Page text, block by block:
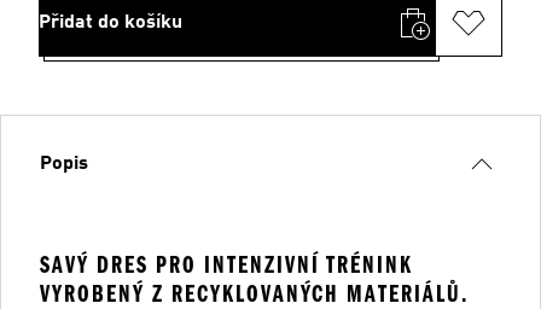
Přidat do košíku
Popis
SAVÝ DRES PRO INTENZIVNÍ TRÉNINK
VYROBENÝ Z RECYKLOVANÝCH MATERIÁLŮ.